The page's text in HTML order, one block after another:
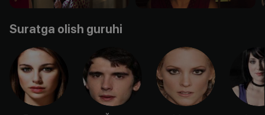
Suratga olish guruhi